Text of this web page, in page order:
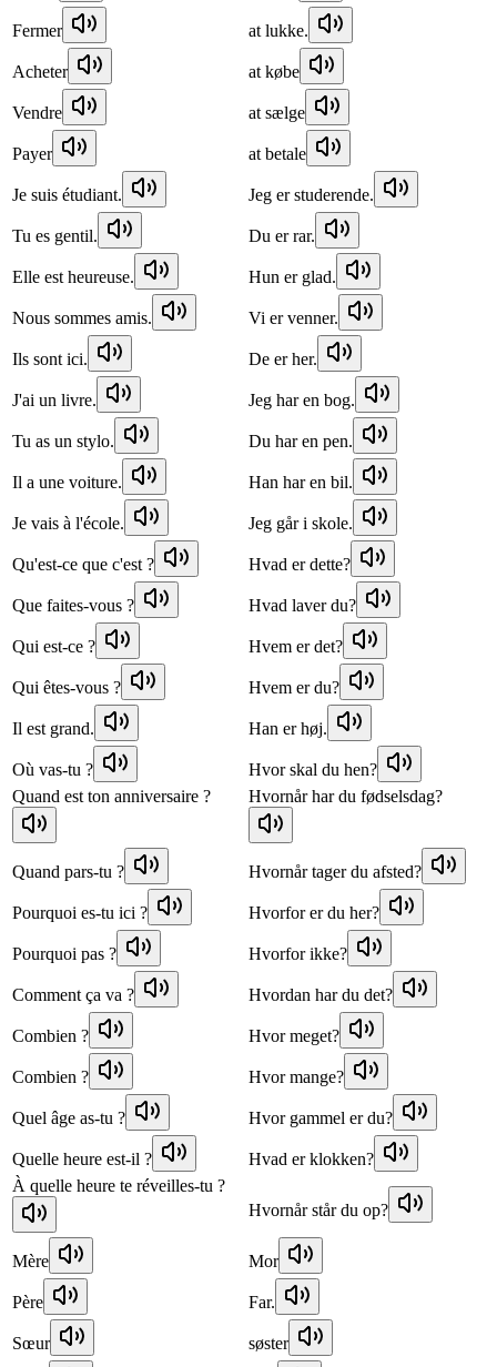
Fermer at lukke.
Acheter at købe
Vendre at sælge
Payer at betale
Je suis étudiant. Jeg er studerende.
Tu es gentil. Du er rar.
Elle est heureuse. Hun er glad.
Nous sommes amis. Vi er venner.
Ils sont ici. De er her.
J'ai un livre. Jeg har en bog.
Tu as un stylo. Du har en pen.
Il a une voiture. Han har en bil.
Je vais à l'école. Jeg går i skole.
Qu'est-ce que c'est ? Hvad er dette?
Que faites-vous ? Hvad laver du?
Qui est-ce ? Hvem er det?
Qui êtes-vous ? Hvem er du?
Il est grand. Han er høj.
Où vas-tu ?
Hvor skal du hen?
Quand est ton anniversaire ?
Hvornår har du fødselsdag?
Quand pars-tu ? Hvornår tager du afsted?
Pourquoi es-tu ici ? Hvorfor er du her?
Pourquoi pas ? Hvorfor ikke?
Comment ça va ? Hvordan har du det?
Combien ? Hvor meget?
Combien ? Hvor mange?
Quel âge as-tu ? Hvor gammel er du?
Quelle heure est-il ?
Hvad er klokken?
À quelle heure te réveilles-tu ?
Hvornår står du op?
Mère Mor
Père Far.
Sœur søster